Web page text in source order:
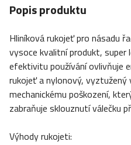
Popis produktu
Hliníková rukojeť pro násadu
vysoce kvalitní produkt, super
efektivitu používání ovlivňuje
rukojeť a nylonový, vyztužený
mechanickému poškození,
zabraňuje sklouznutí válečku
Výhody rukojeti: